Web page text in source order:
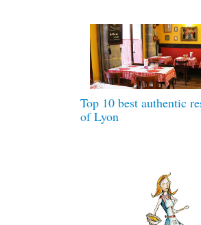
Top 10 best authentic
of Lyon